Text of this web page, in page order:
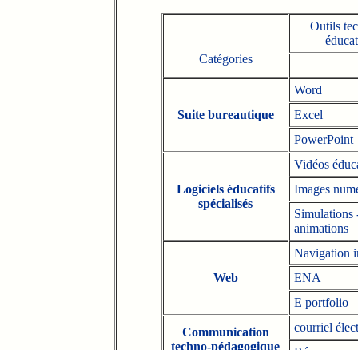
Catégories
Outils
Suite bureautique
Word
Excel
PowerPoint
Logiciels éducatifs
spécialisés
Vidéos
Images
Simulations
animations
Web
Navigation
ENA
E portfolio
Communication
techno-pédagogique
courriel